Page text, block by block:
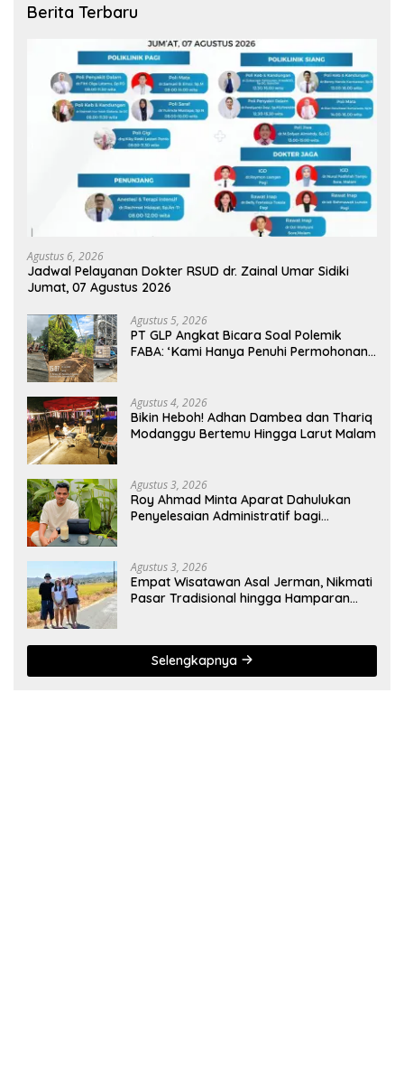
Berita Terbaru
Agustus 6, 2026
Jadwal Pelayanan Dokter RSUD dr. Zainal Umar Sidiki
Jumat, 07 Agustus 2026
Agustus 5, 2026
PT GLP Angkat Bicara Soal Polemik
FABA: ‘Kami Hanya Penuhi Permohonan
Agustus 4, 2026
Bikin Heboh! Adhan Dambea dan Thariq
Modanggu Bertemu Hingga Larut Malam
Agustus 3, 2026
Roy Ahmad Minta Aparat Dahulukan
Penyelesaian Administratif bagi
Agustus 3, 2026
Empat Wisatawan Asal Jerman, Nikmati
Pasar Tradisional hingga Hamparan
Selengkapnya